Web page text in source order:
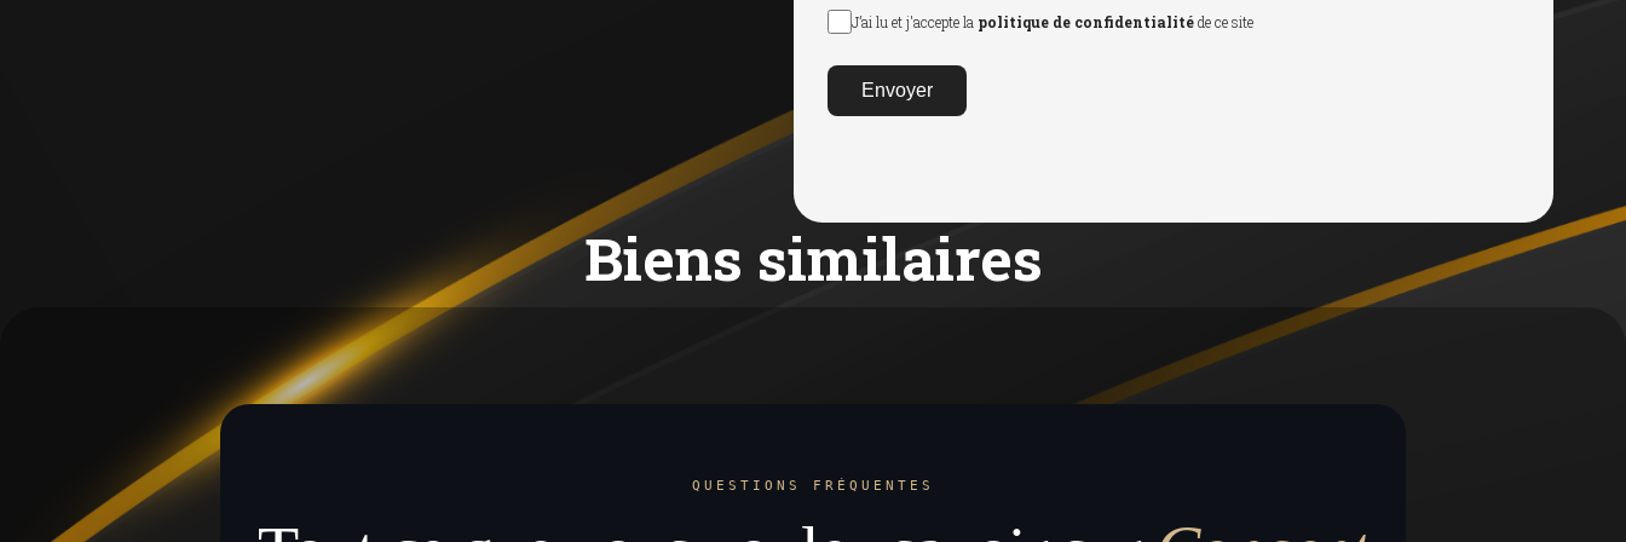
J’ai lu et j'accepte la politique de confidentialitéde ce site
Envoyer
Biens similaires
QUESTIONS FRÉQUENTES